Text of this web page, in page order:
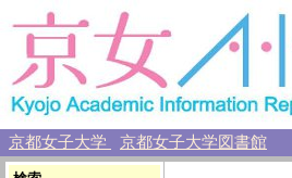
京都女子大学 京都女子大学図書館